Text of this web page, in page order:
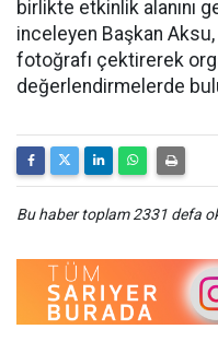
birlikte etkinlik alanını
inceleyen Başkan Aksu,
fotoğrafı çektirerek
değerlendirmelerde
Bu haber toplam 2331 defa